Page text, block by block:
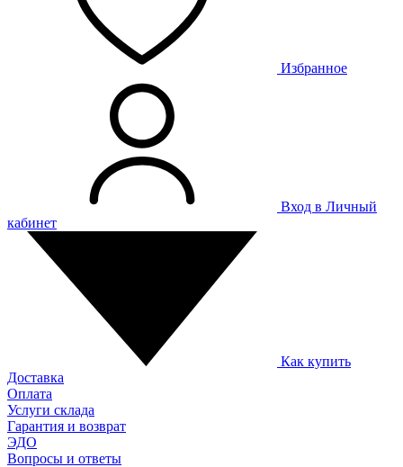
Избранное
Вход в Личный
кабинет
Как купить
Доставка
Оплата
Услуги склада
Гарантия и возврат
ЭДО
Вопросы и ответы